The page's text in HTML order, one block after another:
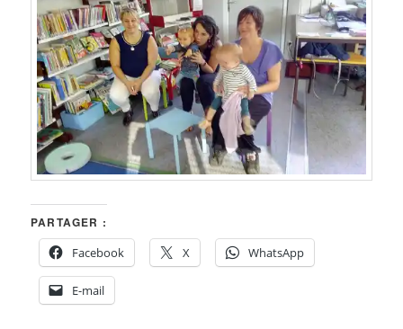
PARTAGER :
Facebook
X WhatsApp
E-mail